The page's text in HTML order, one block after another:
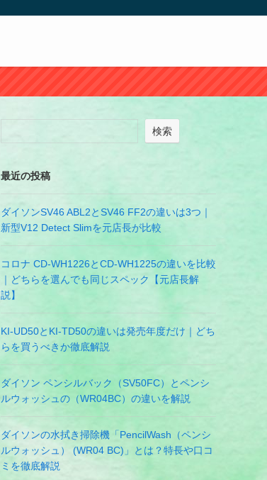
検索
最近の投稿
ダイソンSV46 ABL2とSV46 FF2の違いは3つ｜
新型V12 Detect Slimを元店長が比較
コロナ CD-WH1226とCD-WH1225の違いを比較
｜どちらを選んでも同じスペック【元店長解
説】
KI-UD50とKI-TD50の違いは発売年度だけ｜どち
らを買うべきか徹底解説
ダイソン ペンシルバック（SV50FC）とペンシ
ルウォッシュの（WR04BC）の違いを解説
ダイソンの水拭き掃除機「PencilWash（ペンシ
ルウォッシュ） (WR04 BC)」とは？特長や口コ
ミを徹底解説